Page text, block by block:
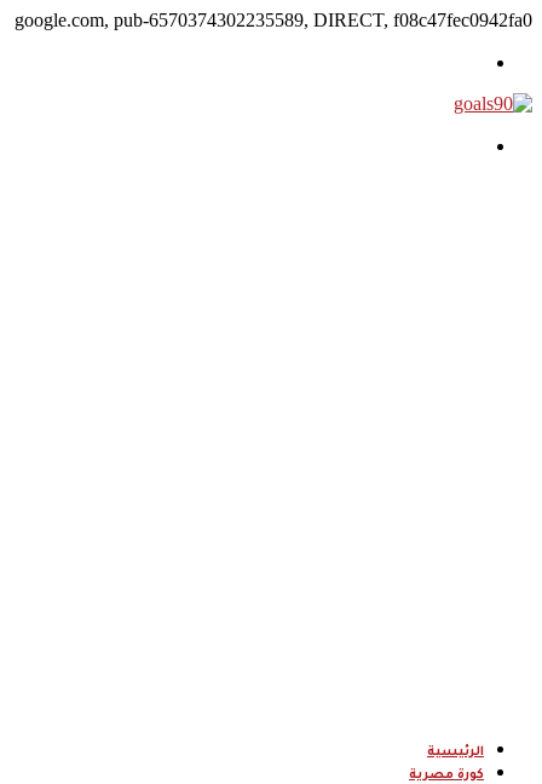
google.com, pub-6570374302235589, DIRECT, f08c47fec0942fa0
الرئيسية
كورة مصرية